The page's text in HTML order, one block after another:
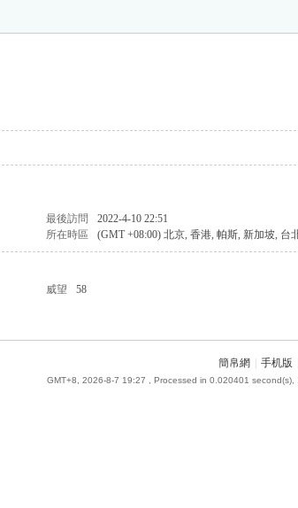
最後訪問
2022-4-10 22:51
所在時區 (GMT +08:00) 北京, 香港, 帕斯, 新加坡, 台
威望
58
簡帛網 手机版
GMT+8, 2026-8-7 19:27 , Processed in 0.020401 second(s),